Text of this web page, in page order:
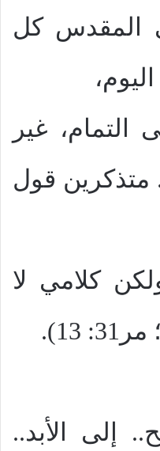
المقدس كل
التمام، غير
قول
كلامي لا
إلى الأبد..